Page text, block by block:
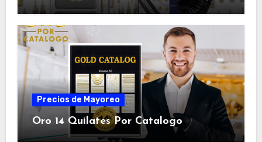
Precios de Mayoreo
Oro 14 Quilates Por Catalogo